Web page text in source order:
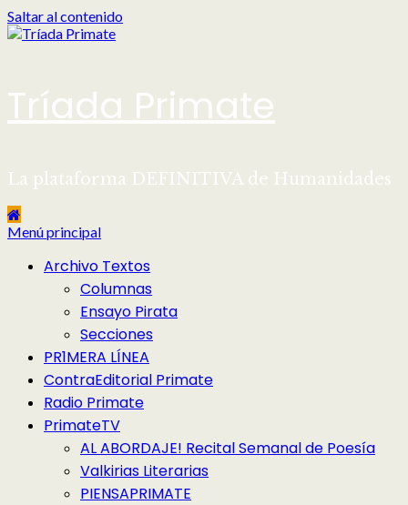
Saltar al contenido
Tríada Primate
La plataforma DEFINITIVA de Humanidades
Menú principal
Archivo Textos
Columnas
Ensayo Pirata
Secciones
PR1MERA LÍNEA
ContraEditorial Primate
Radio Primate
PrimateTV
AL ABORDAJE! Recital Semanal de Poesía
Valkirias Literarias
PIENSAPRIMATE